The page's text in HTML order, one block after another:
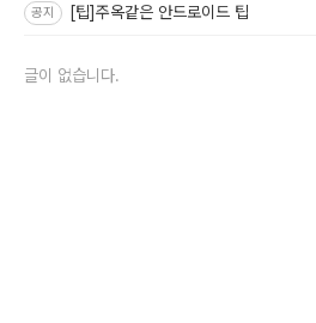
공지 [팁]주옥같은 안드로이드 팁
글이 없습니다.